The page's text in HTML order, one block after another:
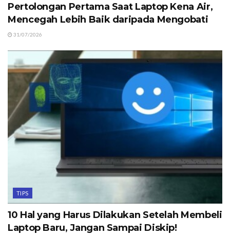
Pertolongan Pertama Saat Laptop Kena Air,
Mencegah Lebih Baik daripada Mengobati
31/07/2026
TIPS
10 Hal yang Harus Dilakukan Setelah Membeli
Laptop Baru, Jangan Sampai Diskip!